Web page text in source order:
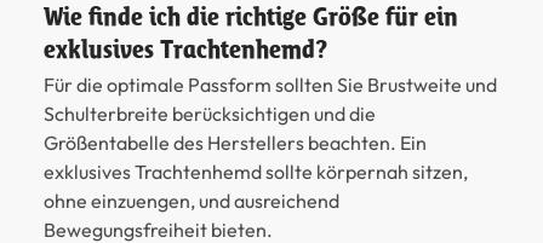
Wie finde ich die richtige Größe für ein
exklusives Trachtenhemd?
Für die optimale Passform sollten Sie Brustweite und
Schulterbreite berücksichtigen und die
Größentabelle des Herstellers beachten. Ein
exklusives Trachtenhemd sollte körpernah sitzen,
ohne einzuengen, und ausreichend
Bewegungsfreiheit bieten.